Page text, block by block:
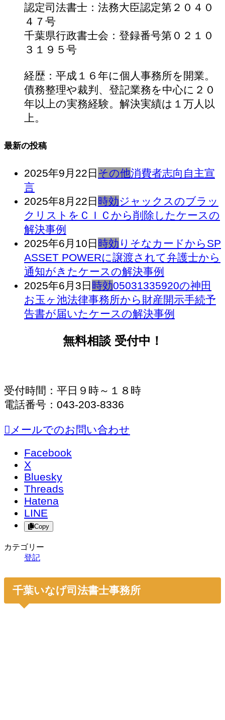
認定司法書士：法務大臣認定第２０４０
４７号
千葉県行政書士会：登録番号第０２１０
３１９５号
経歴：平成１６年に個人事務所を開業。
債務整理や裁判、登記業務を中心に２０
年以上の実務経験。解決実績は１万人以
上。
最新の投稿
2025年9月22日 その他消費者志向自主宣
言
2025年8月22日 時効ジャックスのブラッ
クリストをＣＩＣから削除したケースの
解決事例
2025年6月10日 時効 りそなカードからSP
ASSET POWERに譲渡されて弁護士から
通知がきたケースの解決事例
2025年6月3日 時効05031335920の神田
お玉ヶ池法律事務所から財産開示手続予
告書が届いたケースの解決事例
無料相談 受付中！
受付時間：平日９時～１８時
電話番号：043-203-8336
メールでのお問い合わせ
Facebook
X
Bluesky
Threads
Hatena
LINE
Copy
カテゴリー
登記
千葉いなげ司法書士事務所